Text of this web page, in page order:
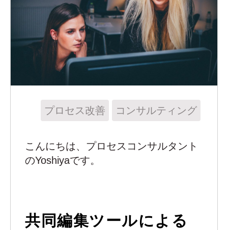
プロセス改善 コンサルティング
こんにちは、プロセスコンサルタント
のYoshiyaです。
共同編集ツールによる